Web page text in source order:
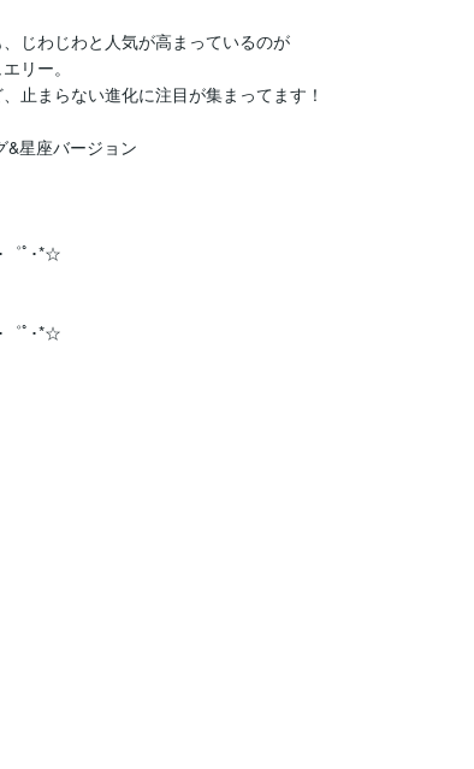
じわじわと人気が高まっているのが
リー。
止まらない進化に注目が集まってます！
゜ﾟ･*☆
゜ﾟ･*☆